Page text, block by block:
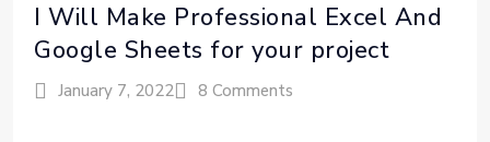
I Will Make Professional Excel And
Google Sheets for your project
January 7, 2022 8 Comments